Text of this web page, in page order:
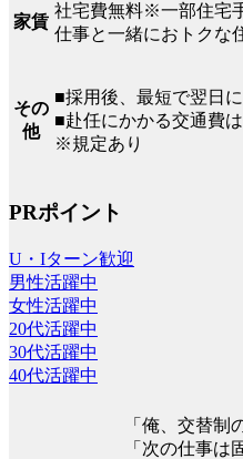
家賃
社宅費無料※一部住宅
仕事と一緒におトクな
その
他
■採用後、最短で翌日に
■赴任にかかる交通費
※規定あり
PRポイント
U・Iターン歓迎
男性活躍中
女性活躍中
20代活躍中
30代活躍中
40代活躍中
「俺、交替制
「次の仕事は